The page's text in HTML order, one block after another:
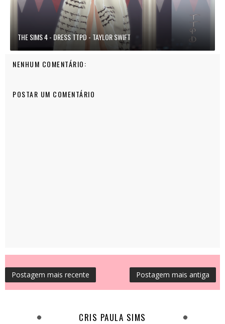
THE SIMS 4 - DRESS TTPD - TAYLOR SWIFT
NENHUM COMENTÁRIO:
POSTAR UM COMENTÁRIO
Postagem mais recente Postagem mais antiga
CRIS PAULA SIMS